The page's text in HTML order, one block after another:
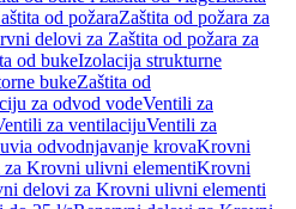
od požaraZaštita od požara za
delovi za Zaštita od požara za
od bukeIzolacija strukturne
bukeZaštita od
za odvod vodeVentili za
za ventilacijuVentili za
odvodnjavanje krovaKrovni
Krovni ulivni elementiKrovni
delovi za Krovni ulivni elementi